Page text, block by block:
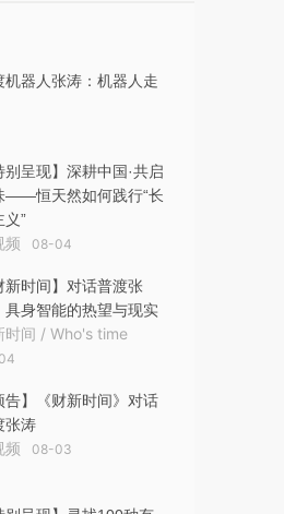
机器人张涛：机器人走
别呈现】深耕中国·共启
——恒天然如何践行“长
义”
频 08-04
新时间】对话普渡张
具身智能的热望与现实
时间 / Who's time
告】《财新时间》对话
张涛
频 08-03